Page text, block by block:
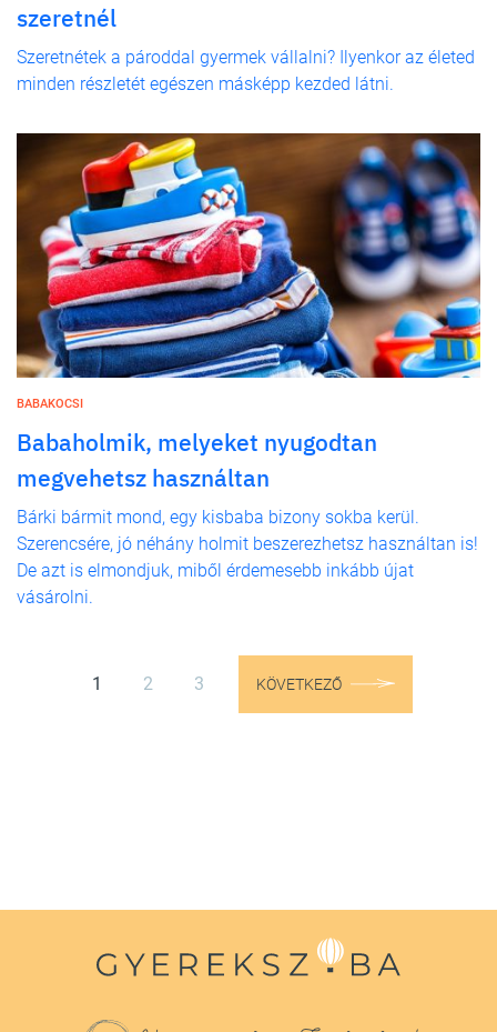
szeretnél
Szeretnétek a pároddal gyermek vállalni? Ilyenkor az életed
minden részletét egészen másképp kezded látni.
BABAKOCSI
Babaholmik, melyeket nyugodtan
megvehetsz használtan
Bárki bármit mond, egy kisbaba bizony sokba kerül.
Szerencsére, jó néhány holmit beszerezhetsz használtan is!
De azt is elmondjuk, miből érdemesebb inkább újat
vásárolni.
1 2 3 KÖVETKEZŐ